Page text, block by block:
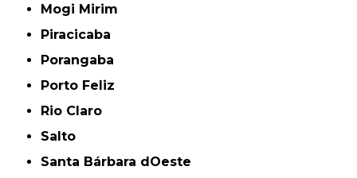
Mogi Mirim
Piracicaba
Porangaba
Porto Feliz
Rio Claro
Salto
Santa Bárbara dOeste